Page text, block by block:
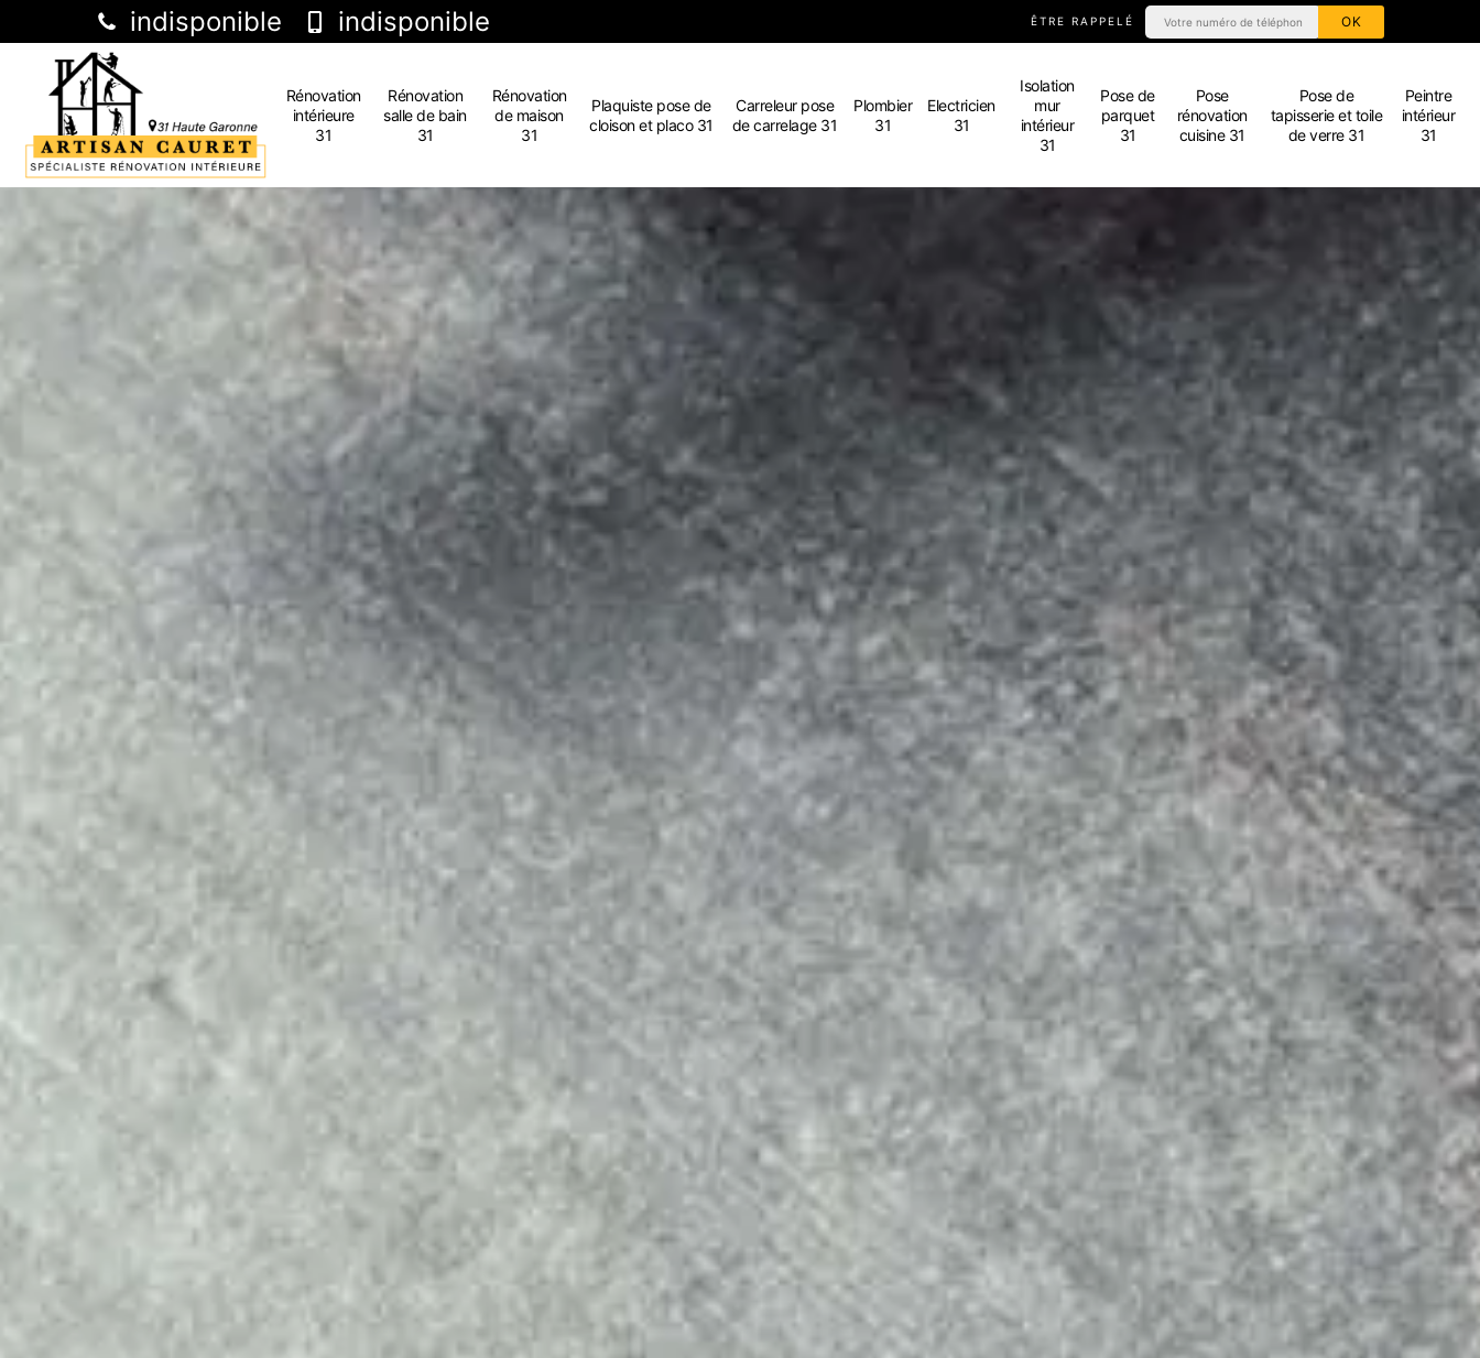
indisponible indisponible ÊTRE RAPPELÉ
Rénovation
intérieure
31
Rénovation
salle de bain
31
Rénovation
de maison
31
Plaquiste pose de
cloison et placo 31
Carreleur pose
de carrelage 31
Plombier
31
Electricien
31
Isolation
mur
intérieur
31
Pose de
parquet
31
Pose
rénovation
cuisine 31
Pose de
tapisserie et toile
de verre 31
Peintre
intérieur
31